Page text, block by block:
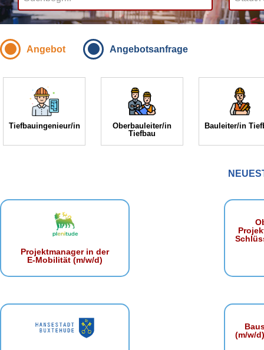
Angebot Angebotsanfrage
Tiefbauingenieur/in
Oberbauleiter/in
Tiefbau
Bauleiter/in
Projektmanager in der
E‑Mobilität (m/w/d)
(m/w/